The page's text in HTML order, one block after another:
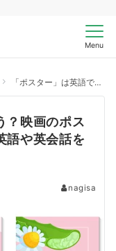
Menu
「ポスター」は英語で何て言う？映画のポスターなどポスターにまつわる英語や英会話を紹介
？映画のポス
語や英会話を
nagisa